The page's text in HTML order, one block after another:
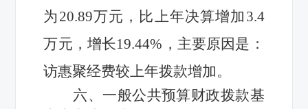
为 20.89万元，比上年决算增加 3.4
万元，增长19.44%，主要原因是：
访惠聚经费较上年拨款增加。
六、一般公共预算财政拨款基